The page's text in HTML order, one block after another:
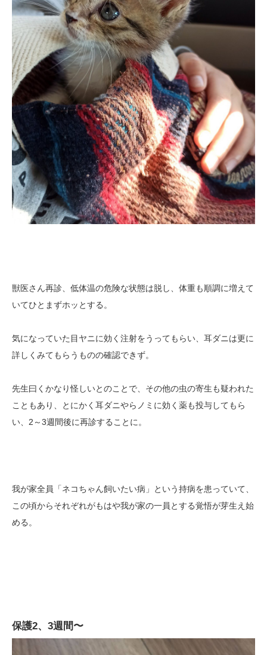
獣医さん再診、低体温の危険な状態は脱し、体重も順調に増えて
いてひとまずホッとする。
気になっていた目ヤニに効く注射をうってもらい、耳ダニは更に
詳しくみてもらうものの確認できず。
先生曰くかなり怪しいとのことで、その他の虫の寄生も疑われた
こともあり、とにかく耳ダニやらノミに効く薬も投与してもら
い、2～3週間後に再診することに。
我が家全員「ネコちゃん飼いたい病」という持病を患っていて、
この頃からそれぞれがもはや我が家の一員とする覚悟が芽生え始
める。
保護2、3週間〜